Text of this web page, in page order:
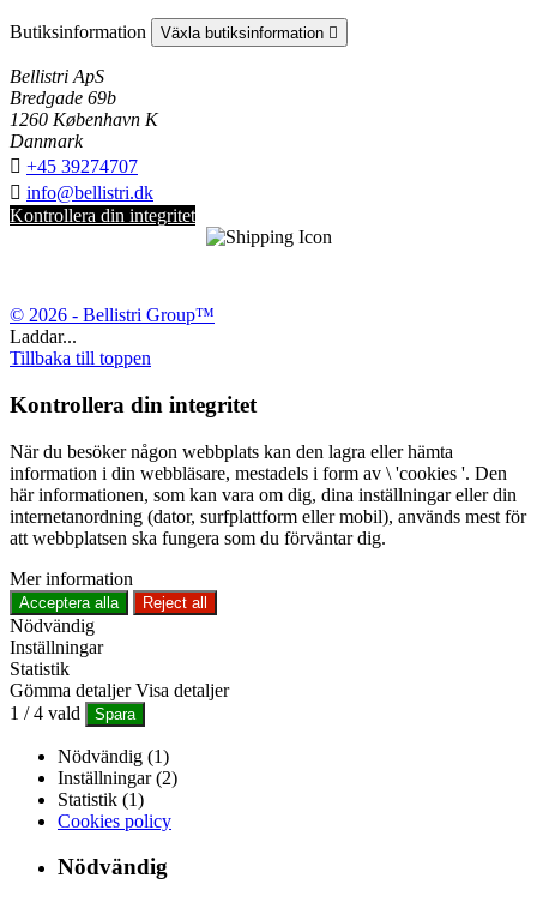
Butiksinformation Växla butiksinformation 
Bellistri ApS
Bredgade 69b
1260 København K
Danmark
 +45 39274707
 info@bellistri.dk
Kontrollera din integritet
© 2026 - Bellistri Group™
Laddar...
Tillbaka till toppen
Kontrollera din integritet
När du besöker någon webbplats kan den lagra eller hämta
information i din webbläsare, mestadels i form av \ 'cookies '. Den
här informationen, som kan vara om dig, dina inställningar eller din
internetanordning (dator, surfplattform eller mobil), används mest för
att webbplatsen ska fungera som du förväntar dig.
Mer information
Acceptera alla Reject all
Nödvändig
Inställningar
Statistik
Gömma detaljer Visa detaljer
1 /4 vald Spara
Nödvändig (1)
Inställningar (2)
Statistik (1)
Cookies policy
Nödvändig